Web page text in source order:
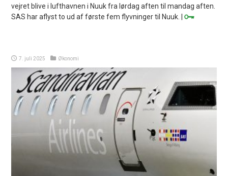
vejret blive i lufthavnen i Nuuk fra lørdag aften til mandag aften.
SAS har aflyst to ud af første fem flyvninger til Nuuk. |
7. juli 2025 Økonomi